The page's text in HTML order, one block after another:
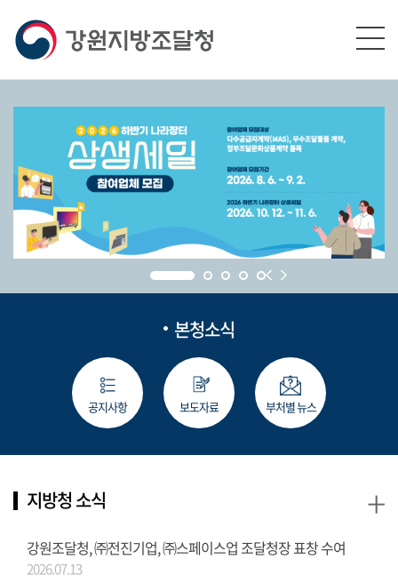
본청소식
공지사항 보도자료 부처별 뉴스
지방청 소식
강원조달청, ㈜전진기업, ㈜스페이스업 조달청장 표창 수여
2026.07.13
+